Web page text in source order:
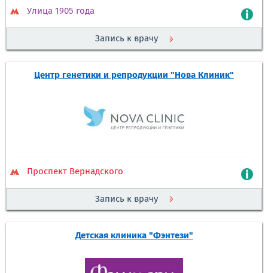
Улица 1905 года
Запись к врачу
Центр генетики и репродукции "Нова Клиник"
Проспект Вернадского
Запись к врачу
Детская клиника "Фэнтези"